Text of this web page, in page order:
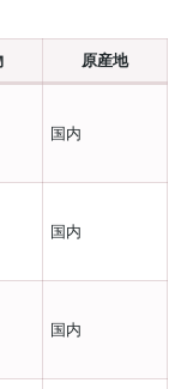
原産地
国内
国内
国内